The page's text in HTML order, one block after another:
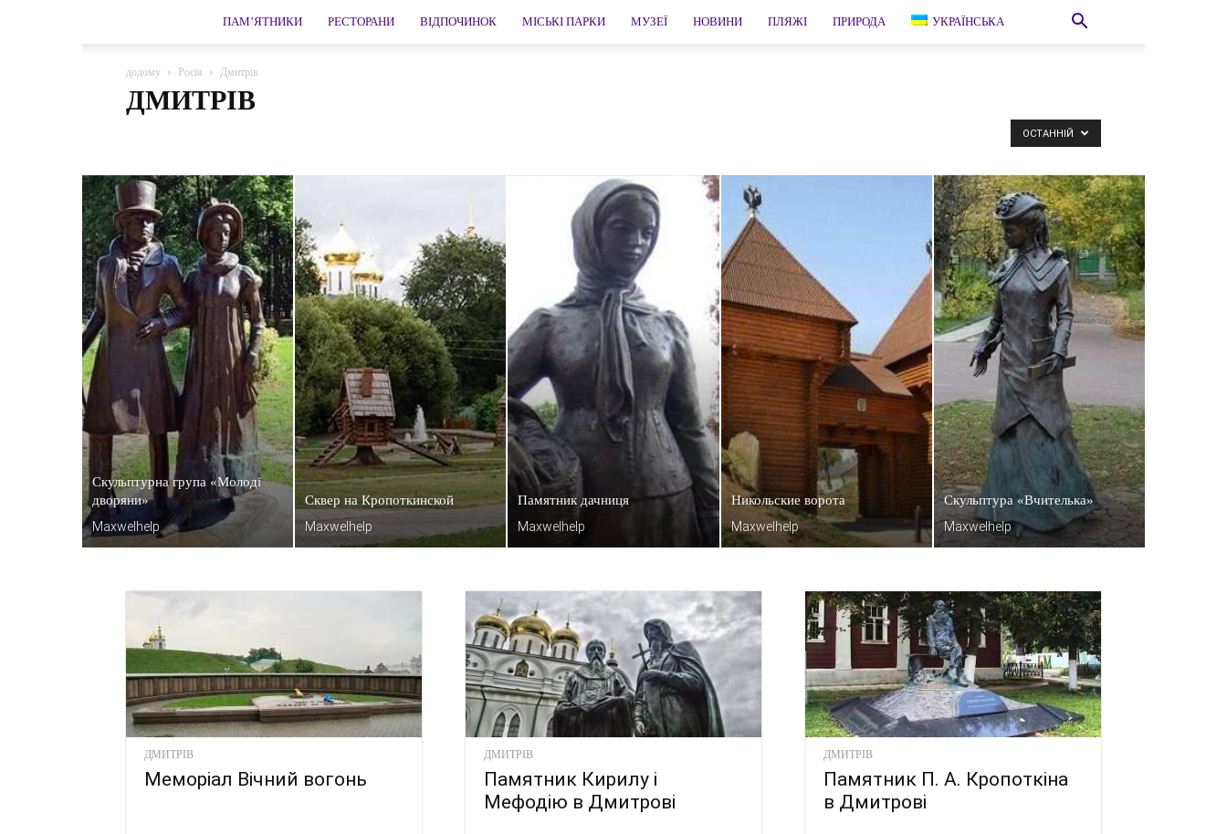
ПАМ’ЯТНИКИ РЕСТОРАНИ ВІДПОЧИНОК МІСЬКІ ПАРКИ МУЗЕЇ НОВИНИ ПЛЯЖІ ПРИРОДА УКРАЇНСЬКА
додому Росія Дмитрів
ДМИТРІВ
Боголюбово
Бор Боровичі Бородіно Брянськ Валаам Валдай Великий Новгород
Великий Устюг
Верхотуру
Виборг Владивосток Волгодонськ Вологда
Вологодська область
Володимир
Воронеж Вязьма Гірська Шория Городець
Гурзуф
Гусак Кришталевий
Дагомис Дзержинський Дивногорськ Дмитрів Євпаторія
Єкатеринбург
Єлабуга
Єсентуки Желєзноводськ Завидово Звенигород Зеленоградськ Златоуст Знахідка
Іжевськ
Іркутськ
Істра Йошкар-Ола Кабардино-Балкарія Казань Калінінград Калуга
Каменномостский
Каменськ-Уральський
Карачаєво-Черкесія Карелія Керч Кингисепп Кисловодськ Кідекша Кімри
Коломна
Кострома
Костянтинове Краснодар Красноярськ Кронштадт Куршская коса
Лазаревське
Ленінградська область
Липецька Ломоносов Лохвиця Люберці Магнітогорська Манжерок
Мишкін
Мінеральні води
Можайськ Москва Московська область Мурманськ
ОСТАННІЙ
Скульптурна група «Молоді
дворяни»
Maxwelhelp
Сквер на Кропоткинской
Maxwelhelp
Памятник дачниця
Maxwelhelp
Никольские ворота
Maxwelhelp
Скульптура «Вчителька»
Maxwelhelp
ДМИТРІВ
Меморіал Вічний вогонь
ДМИТРІВ
Памятник Кирилу і
Мефодію в Дмитрові
ДМИТРІВ
Памятник П. А. Кропоткіна
в Дмитрові